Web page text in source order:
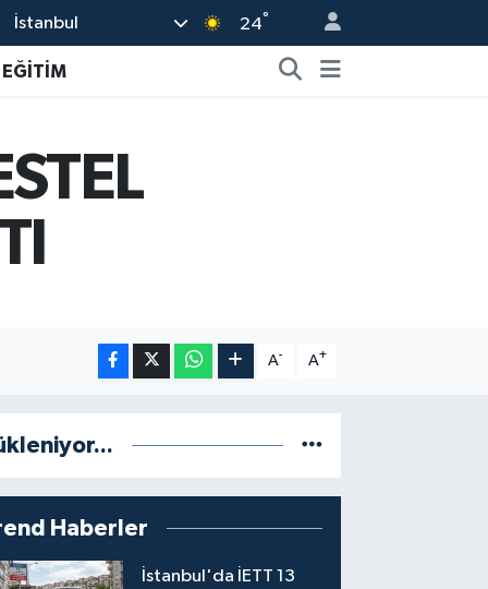
İstanbul 24°
EĞİTİM
A- A+
Haberler
İstanbul'da İETT 13